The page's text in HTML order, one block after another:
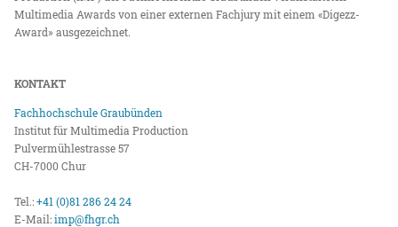
Multimedia Awards von einer externen Fachjury mit einem «Digezz-
Award» ausgezeichnet.
KONTAKT
Fachhochschule Graubünden
Institut für Multimedia Production
Pulvermühlestrasse 57
CH-7000 Chur
Tel.:+41 (0)81 286 24 24
E-Mail:imp@fhgr.ch